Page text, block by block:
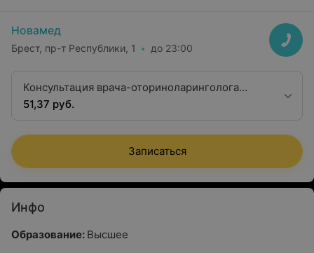
Новамед
Брест, пр-т Республики, 1 до 23:00
Консультация врача-оториноларинголога
высшей квалификационной категории
51,37 руб.
Записаться
Инфо
Образование: Высшее